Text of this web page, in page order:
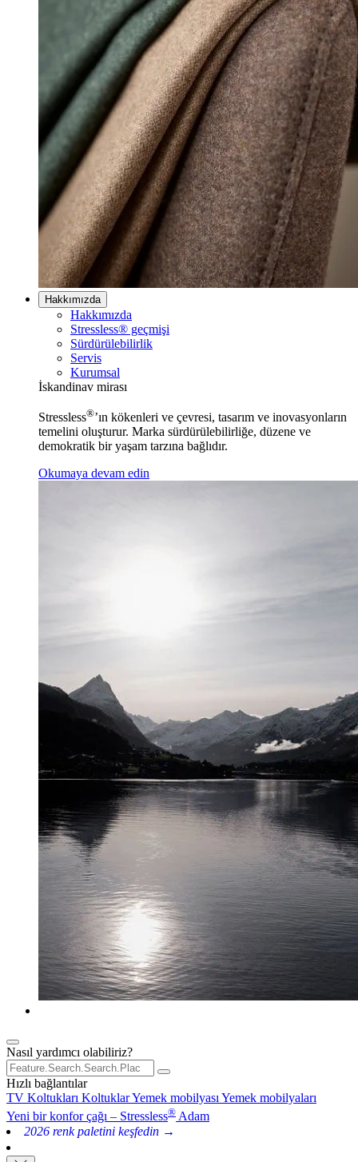
Hakkımızda
Hakkımızda
Stressless® geçmişi
Sürdürülebilirlik
Servis
Kurumsal
İskandinav mirası
Stressless®’ın kökenleri ve çevresi, tasarım ve inovasyonların
temelini oluşturur. Marka sürdürülebilirliğe, düzene ve
demokratik bir yaşam tarzına bağlıdır.
Okumaya devam edin
Nasıl yardımcı olabiliriz?
Hızlı bağlantılar
TV Koltukları KoltuklarYemek mobilyası Yemek mobilyaları
Yeni bir konfor çağı – Stressless® Adam
2026 renk paletini keşfedin →